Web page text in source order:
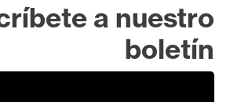
a nuestro
boletín